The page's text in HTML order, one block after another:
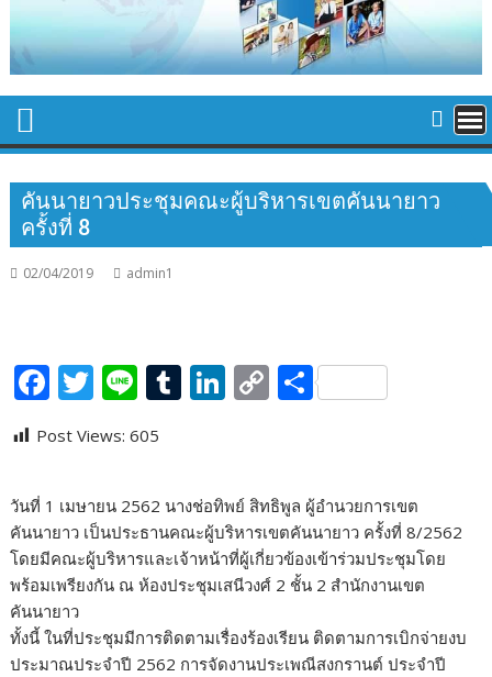
คันนายาวประชุมคณะผู้บริหารเขตคันนายาว
ครั้งที่ 8
02/04/2019 admin1
F
e
o
o
k
T
itt
Li
e
T
bl
r
Li
e
dI
n
C
y
Li
n
k
S
e
Post Views: 605
วันที่ 1 เมษายน 2562 นางช่อทิพย์ สิทธิพูล ผู้อำนวยการเขต
คันนายาว เป็นประธานคณะผู้บริหารเขตคันนายาว ครั้งที่ 8/2562
โดยมีคณะผู้บริหารและเจ้าหน้าที่ผู้เกี่ยวข้องเข้าร่วมประชุมโดย
พร้อมเพรียงกัน ณ ห้องประชุมเสนีวงศ์ 2 ชั้น 2 สำนักงานเขต
คันนายาว
ทั้งนี้ ในที่ประชุมมีการติดตามเรื่องร้องเรียน ติดตามการเบิกจ่ายงบ
ประมาณประจำปี 2562 การจัดงานประเพณีสงกรานต์ ประจำปี